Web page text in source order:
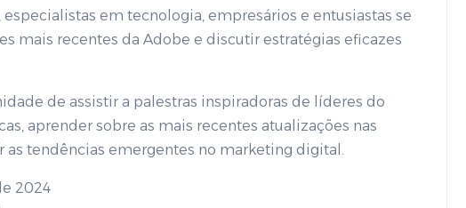
em tecnologia, empresários e entusiastas se
mais recentes da Adobe e discutir estratégias eficazes
de assistir a palestras inspiradoras de líderes do
aprender sobre as mais recentes atualizações nas
tendências emergentes no marketing digital.
2024
Armazenamento em nuvem